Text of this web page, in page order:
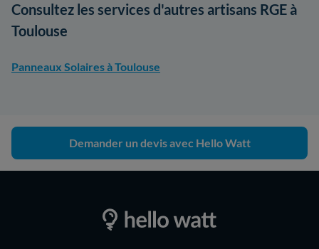
Consultez les services d'autres artisans RGE à
Toulouse
Panneaux Solaires à Toulouse
Demander un devis avec Hello Watt